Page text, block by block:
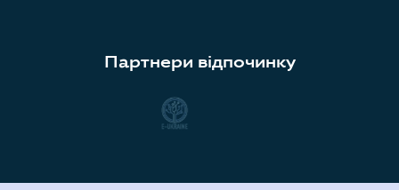
Партнери відпочинку